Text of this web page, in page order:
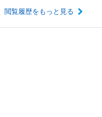
閲覧履歴をもっと見る